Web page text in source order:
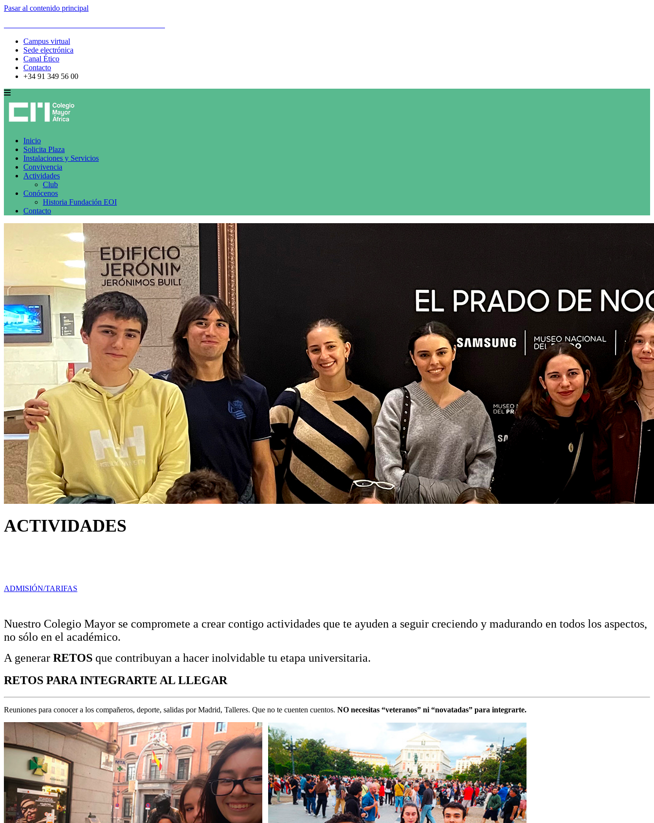
Pasar al contenido principal
Campus virtual
Sede electrónica
Canal Ético
Contacto
+34 91 349 56 00
Inicio
Solicita Plaza
Instalaciones y Servicios
Convivencia
Actividades
Club
Conócenos
Historia Fundación EOI
Contacto
ACTIVIDADES
ADMISIÓN/TARIFAS
Nuestro Colegio Mayor se compromete a crear contigo actividades que te ayuden a seguir creciendo y madurando en todos los aspectos,
no sólo en el académico.
A generar RETOS que contribuyan a hacer inolvidable tu etapa universitaria.
RETOS PARA INTEGRARTE AL LLEGAR
Reuniones para conocer a los compañeros, deporte, salidas por Madrid, Talleres. Que no te cuenten cuentos. NO necesitas “veteranos” ni “novatadas” para integrarte.